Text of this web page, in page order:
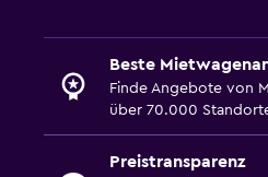
Beste
Finde Angebote von
über 70.000
Preistransparenz